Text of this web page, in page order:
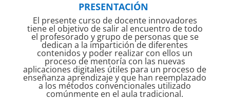
PRESENTACIÓN
El presente curso de docente innovadores
tiene el objetivo de salir al encuentro de todo
el profesorado y grupo de personas que se
dedican a la impartición de diferentes
contenidos y poder realizar con ellos un
proceso de mentoría con las nuevas
aplicaciones digitales útiles para un proceso de
enseñanza aprendizaje y que han reemplazado
a los métodos convencionales utilizado
comúnmente en el aula tradicional.